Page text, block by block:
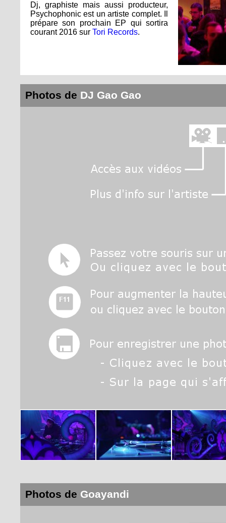
Dj, graphiste mais aussi producteur,
Psychophonic est un artiste complet. Il
prépare son prochain EP qui sortira
courant 2016 sur Tori Records.
Photos de DJ Gao Gao
Photos de Goayandi